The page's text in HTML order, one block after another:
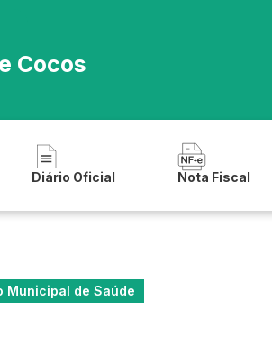
Cocos
Diário Oficial Nota Fiscal
Municipal de Saúde